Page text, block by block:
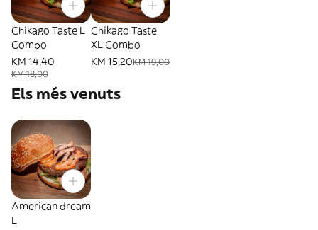
Chikago Taste L
Combo
KM 14,40
KM 18,00
Chikago Taste
XL Combo
KM 15,20KM 19,00
Els més venuts
American dream
L